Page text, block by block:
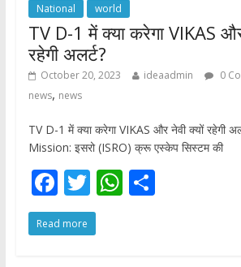
National world
TV D-1 में क्या करेगा VIKAS
रहेगी अलर्ट?
October 20, 2023 ideaadmin 0
news, news
TV D-1 में क्या करेगा VIKAS और नेवी क्यों रहेगी
Mission: इसरो (ISRO) क्रू एस्केप सिस्टम की
F
ac
e
T
w
itt
W S
Read more